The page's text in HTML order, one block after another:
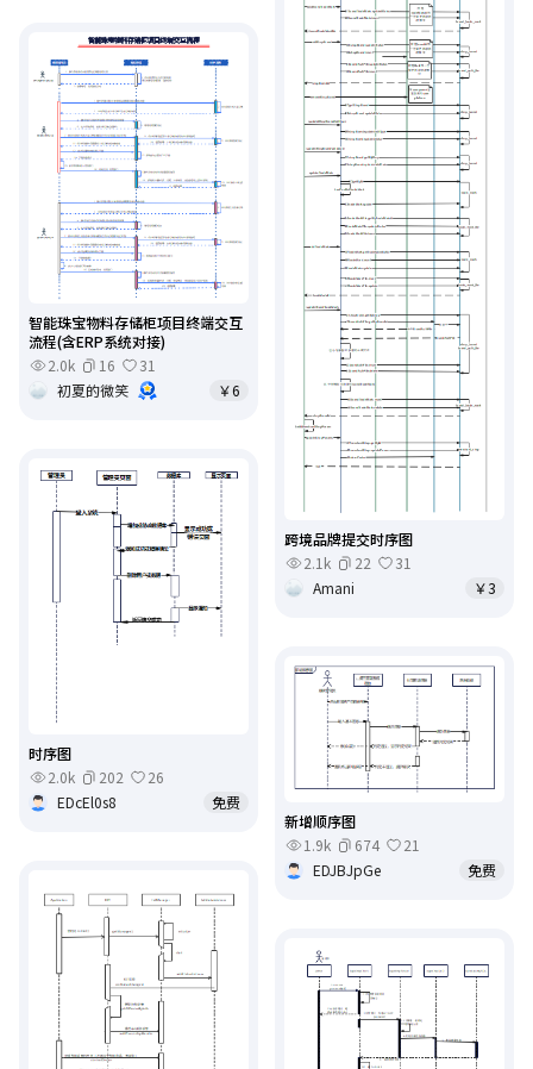
跨境品牌提交时序图
2.1k
22
31
Amani
￥3
智能珠宝物料存储柜项目终端交互
流程(含ERP系统对接)
2.0k
16
31
初夏的微笑
￥6
时序图
2.0k
202
26
EDcEl0s8
免费
新增顺序图
1.9k
674
21
EDJBJpGe
免费